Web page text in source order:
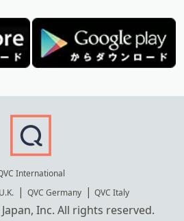
International
QVC Germany QVC Italy
Inc. All rights reserved.